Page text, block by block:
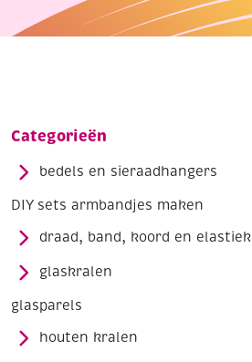
Categorieën
bedels en sieraadhangers
DIY sets armbandjes maken
draad, band, koord en elastiek
glaskralen
glasparels
houten kralen